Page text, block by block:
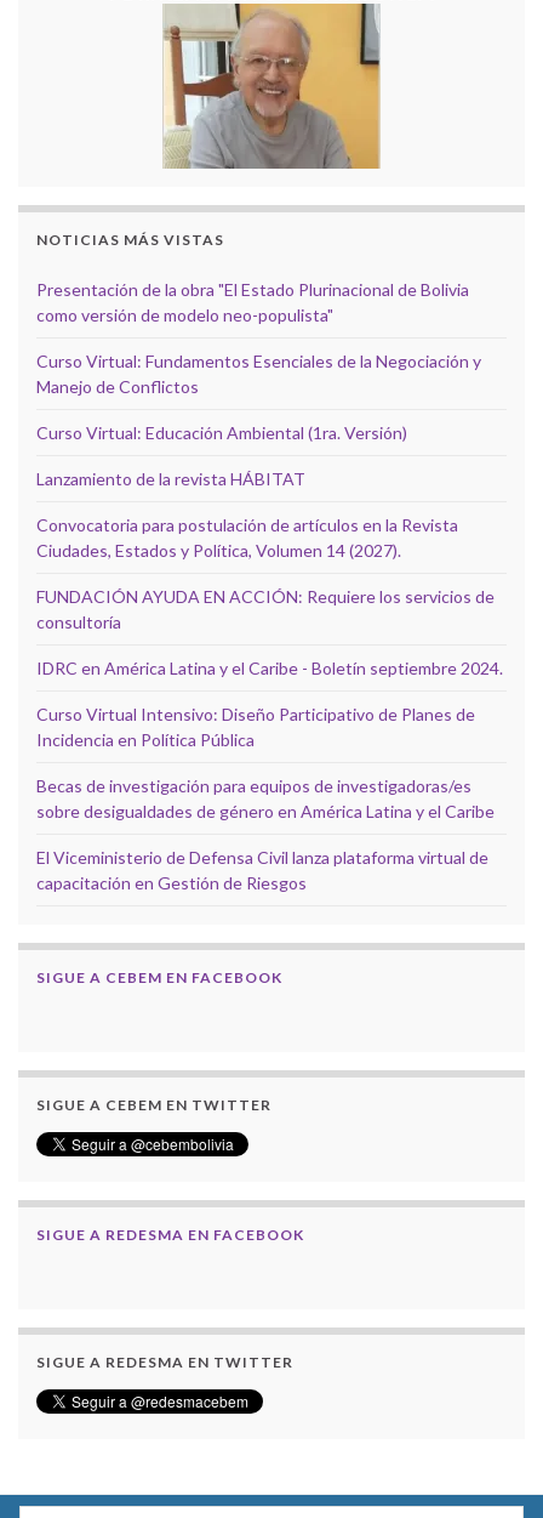
NOTICIAS MÁS VISTAS
Presentación de la obra "El Estado Plurinacional de Bolivia
como versión de modelo neo-populista"
Curso Virtual: Fundamentos Esenciales de la Negociación y
Manejo de Conflictos
Curso Virtual: Educación Ambiental (1ra. Versión)
Lanzamiento de la revista HÁBITAT
Convocatoria para postulación de artículos en la Revista
Ciudades, Estados y Política, Volumen 14 (2027).
FUNDACIÓN AYUDA EN ACCIÓN: Requiere los servicios de
consultoría
IDRC en América Latina y el Caribe - Boletín septiembre 2024.
Curso Virtual Intensivo: Diseño Participativo de Planes de
Incidencia en Política Pública
Becas de investigación para equipos de investigadoras/es
sobre desigualdades de género en América Latina y el Caribe
El Viceministerio de Defensa Civil lanza plataforma virtual de
capacitación en Gestión de Riesgos
SIGUE A CEBEM EN FACEBOOK
SIGUE A CEBEM EN TWITTER
SIGUE A REDESMA EN FACEBOOK
SIGUE A REDESMA EN TWITTER